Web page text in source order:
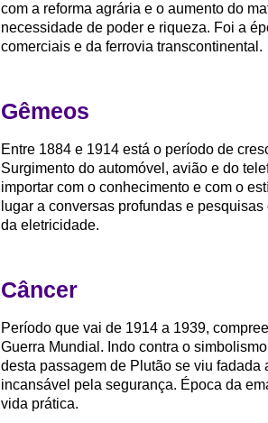
com a reforma agrária e o aumento do
necessidade de poder e riqueza. Foi a
comerciais e da ferrovia transcontinental.
Gêmeos
Entre 1884 e 1914 está o período de
Surgimento do automóvel, avião e do
importar com o conhecimento e com o
lugar a conversas profundas e
da eletricidade.
Câncer
Período que vai de 1914 a 1939,
Guerra Mundial. Indo contra o
desta passagem de Plutão se viu fadada
incansável pela segurança. Época da
vida prática.